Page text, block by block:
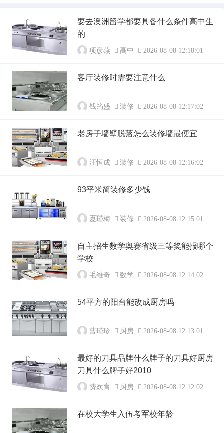
述：回顾已有的相关研究，包括大学生创业融资
的现状、挑战、解决方案等。研究方法：描述研
究所采用的方法，如案例分析、问卷调查。个人
创业论...
要去澳洲留学都要具备什么条件高中生
的
项彦燕 高中 2026-08-08 12:18:01
客厅装修时需要注意什么
钱筠盛 装修 2026-08-08 12:17:02
老房子墙壁脱落怎么装修墙最便宜
汪恒成 装修 2026-08-08 12:16:02
93平米简装修多少钱
夏瑾梅 装修 2026-08-08 12:15:01
自主招生数学奥赛省级三等奖能报哪个
学校
毛维奇 数学 2026-08-08 12:14:02
54平方的阳台能改成厨房吗
曹瑾珍 厨房 2026-08-08 12:13:01
最好的刀具品牌什么牌子的刀具好厨房
刀具什么牌子好2010
费欢育 厨房 2026-08-08 12:12:02
在校大学生入伍考军校年龄